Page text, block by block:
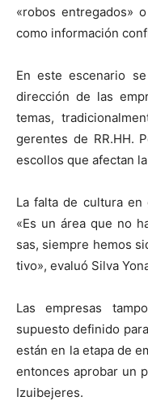
«robos entre­ga­dos»
como infor­ma­ción
En este esce­nario
direc­ción de las
temas,
ger­entes de RR.HH.
escol­los que afectan
La fal­ta de cul­tura
«Es un área que no
sas, siem­pre hemos
ti­vo», eval­uó Sil­va
Las empre­sas
supuesto definido
están en la eta­pa de
entonces apro­bar un
Izuibejeres.